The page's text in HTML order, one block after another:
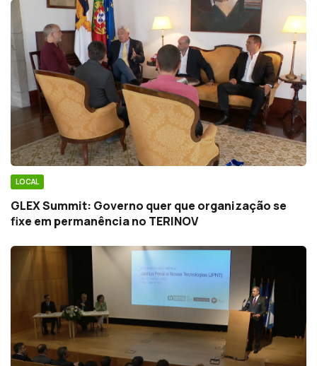
LOCAL
GLEX Summit: Governo quer que organização se
fixe em permanência no TERINOV